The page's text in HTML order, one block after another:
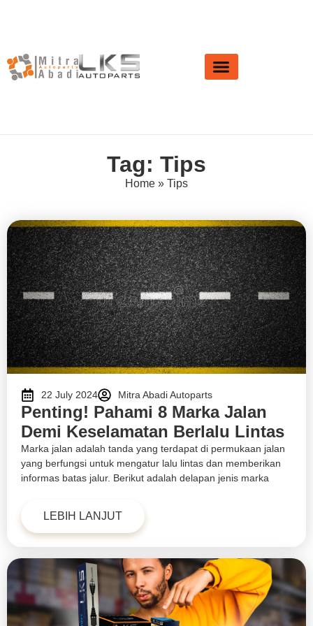
Tag: Tips
Home » Tips
22 July 2024 Mitra Abadi Autoparts
Penting! Pahami 8 Marka Jalan
Demi Keselamatan Berlalu Lintas
Marka jalan adalah tanda yang terdapat di permukaan jalan
yang berfungsi untuk mengatur lalu lintas dan memberikan
informas batas jalur. Berikut adalah delapan jenis marka
LEBIH LANJUT